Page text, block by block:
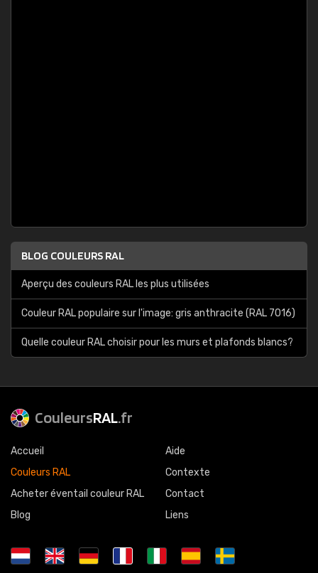
BLOG COULEURS RAL
Aperçu des couleurs RAL les plus utilisées
Couleur RAL populaire sur l'image: gris anthracite (RAL 7016)
Quelle couleur RAL choisir pour les murs et plafonds blancs?
CouleursRAL.fr
Accueil
Couleurs RAL
Acheter éventail couleur RAL
Blog
Aide
Contexte
Contact
Liens